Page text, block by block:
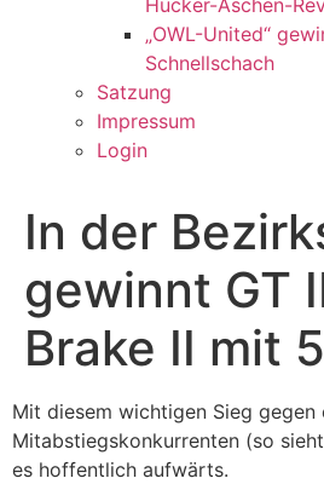
„OWL-United“
Schnellschach
Satzung
Impressum
Login
In der
gewinnt GT
Brake II mit
Mit diesem wichtigen Sieg gegen
Mitabstiegskonkurrenten (so
es hoffentlich aufwärts.